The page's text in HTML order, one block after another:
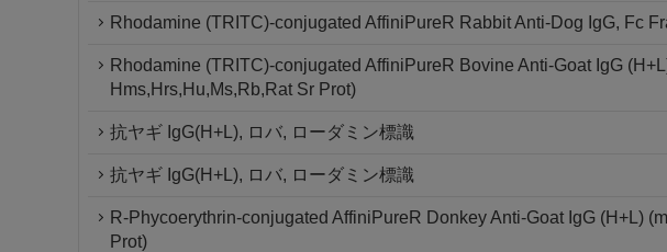
Rhodamine (TRITC)-conjugated AffiniPureR Rabbit Anti-Dog IgG, Fc
Rhodamine (TRITC)-conjugated AffiniPureR Bovine Anti-Goat IgG
Hms,Hrs,Hu,Ms,Rb,Rat Sr Prot)
抗ヤギ IgG(H+L), ロバ, ローダミン標識
抗ヤギ IgG(H+L), ロバ, ローダミン標識
R-Phycoerythrin-conjugated AffiniPureR Donkey Anti-Goat IgG (H+L)
Prot)